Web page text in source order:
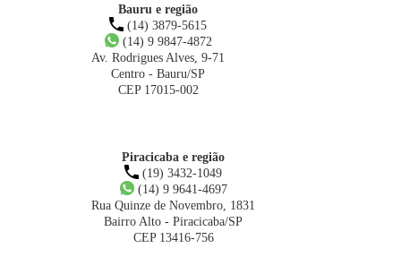
Bauru e região
(14) 3879-5615
(14) 9 9847-4872
Av. Rodrigues Alves, 9-71
Centro - Bauru/SP
CEP 17015-002
Piracicaba e região
(19) 3432-1049
(14) 9 9641-4697
Rua Quinze de Novembro, 1831
Bairro Alto - Piracicaba/SP
CEP 13416-756